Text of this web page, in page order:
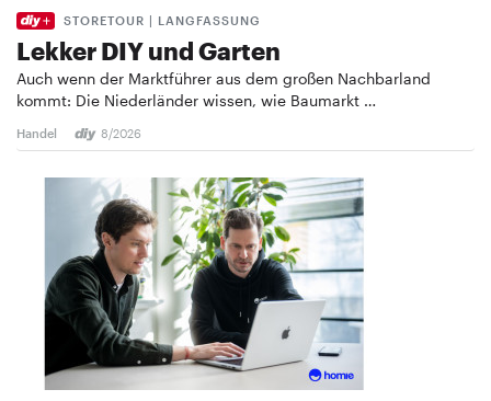
STORETOUR | LANGFASSUNG
Lekker DIY und Garten
Auch wenn der Marktführer aus dem großen Nachbarland
kommt: Die Niederländer wissen, wie Baumarkt …
Handel 8/2026